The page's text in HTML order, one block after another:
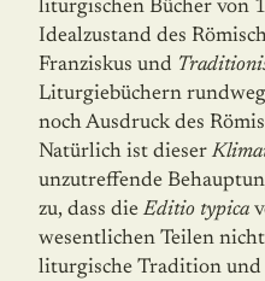
liturgischen Bücher von
Idealzustand des
Franziskus und
Liturgiebüchern
noch Ausdruck des
Natürlich ist dieser
unzutreffende
zu, dass die Editio typica
wesentlichen Teilen
liturgische Tradition und